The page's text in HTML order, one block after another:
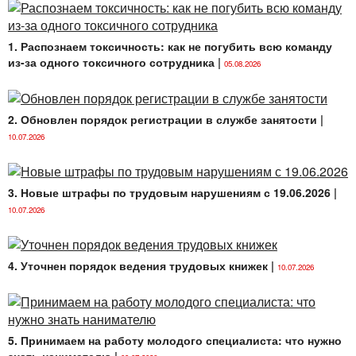
населения обязаны осуществлять в пределах своей
компетенции санитарно-противоэпидемические
мероприятия.
1. Распознаем токсичность: как не погубить всю команду
из-за одного токсичного сотрудника | 05.08.2026
2. Обновлен порядок регистрации в службе занятости |
10.07.2026
3. Новые штрафы по трудовым нарушениям с 19.06.2026 |
10.07.2026
4. Уточнен порядок ведения трудовых книжек | 10.07.2026
5. Принимаем на работу молодого специалиста: что нужно